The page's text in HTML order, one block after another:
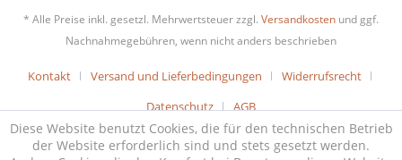
* Alle Preise inkl. gesetzl. Mehrwertsteuer zzgl. Versandkosten und ggf.
Nachnahmegebühren, wenn nicht anders beschrieben
Kontakt Versand und Lieferbedingungen
Widerrufsrecht
Datenschutz
AGB
Diese Website benutzt Cookies, die für den technischen Betrieb
der Website erforderlich sind und stets gesetzt werden.